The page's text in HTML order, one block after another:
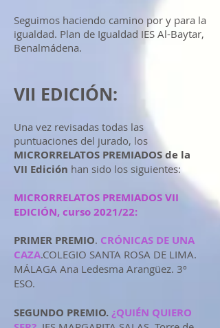
Seguimos haciendo camino por y para la
igualdad. Plan de Igualdad IES Al-Baytar,
Benalmádena.
VII EDICIÓN:
Una vez revisadas todas las
puntuaciones del jurado, los
MICRORRELATOS PREMIADOS de la
VII Edición han sido los siguientes:
MICRORRELATOS PREMIADOS VII
EDICIÓN, curso 2021/22:
PRIMER PREMIO. CRÓNICAS DE UNA
CAZA.COLEGIO SANTA ROSA DE LIMA.
MÁLAGA Ana Ledesma Arangüez. 3º
ESO.
SEGUNDO PREMIO.¿QUIÉN QUIERO